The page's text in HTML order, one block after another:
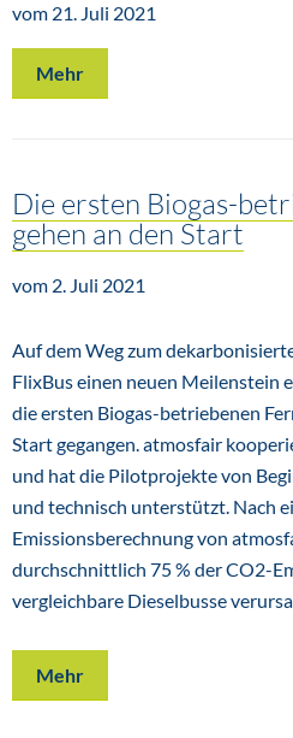
vom 21. Juli 2021
Mehr
Die ersten Biogas-
gehen an den Start
vom 2. Juli 2021
Auf dem Weg zum
FlixBus einen neuen Meilenstein
die ersten Biogas-betriebenen
Start gegangen. atmosfair
und hat die Pilotprojekte von
und technisch unterstützt. Nach
Emissionsberechnung von
durchschnittlich 75 % der CO2-
vergleichbare Dieselbusse
Mehr